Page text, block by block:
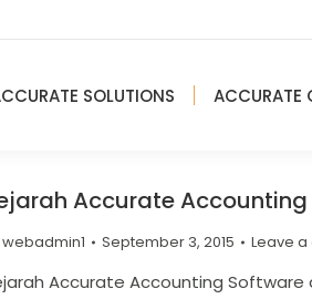
SOLUTIONS ACCURATE
Accurate
webadmin1 September 3, 2015 Leave
Accurate Accounting Software